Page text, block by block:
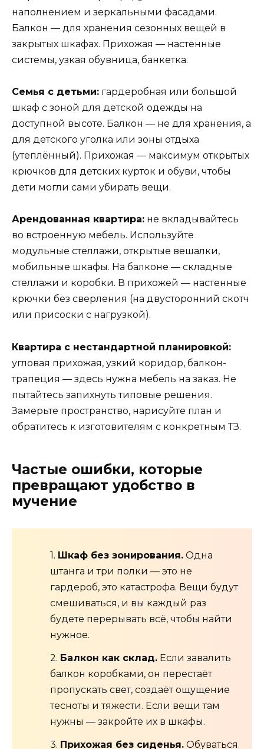
наполнением и зеркальными фасадами.
Балкон — для хранения сезонных вещей в
закрытых шкафах. Прихожая — настенные
системы, узкая обувница, банкетка.
Семья с детьми: гардеробная или большой
шкаф с зоной для детской одежды на
доступной высоте. Балкон — не для хранения, а
для детского уголка или зоны отдыха
(утеплённый). Прихожая — максимум открытых
крючков для детских курток и обуви, чтобы
дети могли сами убирать вещи.
Арендованная квартира: не вкладывайтесь
во встроенную мебель. Используйте
модульные стеллажи, открытые вешалки,
мобильные шкафы. На балконе — складные
стеллажи и коробки. В прихожей — настенные
крючки без сверления (на двусторонний скотч
или присоски с нагрузкой).
Квартира с нестандартной планировкой:
угловая прихожая, узкий коридор, балкон-
трапеция — здесь нужна мебель на заказ. Не
пытайтесь запихнуть типовые решения.
Замерьте пространство, нарисуйте план и
обратитесь к изготовителям с конкретным ТЗ.
Частые ошибки, которые
превращают удобство в
мучение
1. Шкаф без зонирования. Одна
штанга и три полки — это не
гардероб, это катастрофа. Вещи будут
смешиваться, и вы каждый раз
будете перерывать всё, чтобы найти
нужное.
2. Балкон как склад. Если завалить
балкон коробками, он перестаёт
пропускать свет, создаёт ощущение
тесноты и тяжести. Если вещи там
нужны — закройте их в шкафы.
3. Прихожая без сиденья. Обуваться